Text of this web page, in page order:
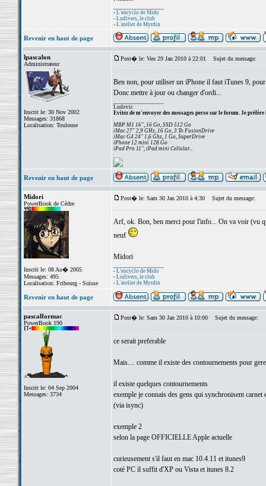
- L'encyclo de Mido
- Ludivers, le club
- L'atelier de Myrdin
Revenir en haut de page
lpascalon
Administrateur
Inscrit le: 30 Nov 2002
Messages: 31868
Localisation: Toulouse
Post� le: Ven 29 Jan 2010 à 22:01 Sujet du message:
Ben non, pour utiliser un iPhone il faut iTunes 9,
Donc mettre à jour ou changer d'ordi...
Ludovic
Evitez de m'envoyer des messages perso sur le forum. Je préfère
MBP M1 16", 16 Go, SSD 512 Go
iMac 27" 2,9 GHz, 16 Go, 3 To FusionDrive
iMac G4 24" 1,6 Ghz, 1 Go, SuperDrive
iPhone 12 mini 128 Go
iPad Pro 11", iPad mini Cellular...
Revenir en haut de page
Midori
PowerBook de Cèdre
Inscrit le: 08 Ao� 2005
Messages: 495
Localisation: Fribourg - Suisse
Post� le: Sam 30 Jan 2010 à 4:30 Sujet du message:
Arf, ok. Bon, ben merci pour l'info... On va voir (vu
neuf
Midori
- L'encyclo de Mido
- Ludivers, le club
- L'atelier de Myrdin
Revenir en haut de page
pascalformac
PowerBook 190
Inscrit le: 04 Sep 2004
Messages: 3734
Post� le: Sam 30 Jan 2010 à 10:00 Sujet du message:
ce serait preferable
Mais.... comme il existe des contournements pour
il existe quelques contournements
exemple je connais des gens qui synchronisent
(via isync)
exemple 2
selon la page OFFICIELLE Apple actuelle
curieusement s'il faut en mac 10.4.11 et itunes9
coté PC il suffit d'XP ou Vista et itunes 8.2